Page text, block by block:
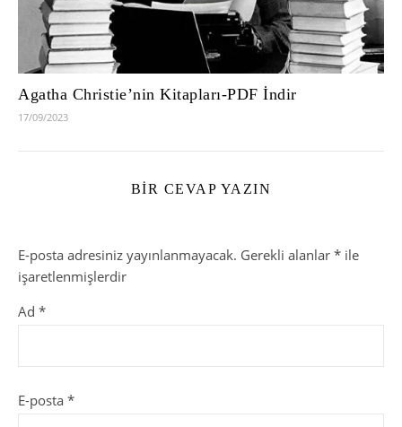
Agatha Christie’nin Kitapları-PDF İndir
17/09/2023
BIR CEVAP YAZIN
E-posta adresiniz yayınlanmayacak. Gerekli alanlar * ile
işaretlenmişlerdir
Ad *
E-posta *